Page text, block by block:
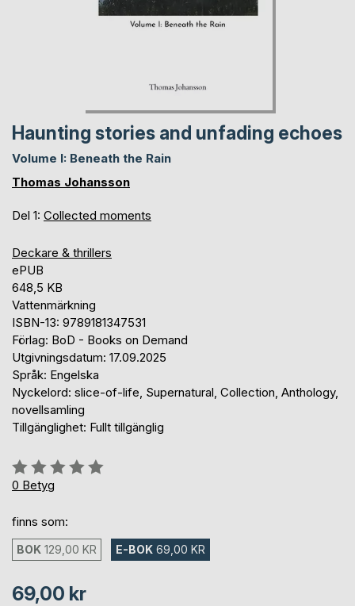
Haunting stories and unfading echoes
Volume I: Beneath the Rain
Thomas Johansson
Del 1: Collected moments
Deckare & thrillers
ePUB
648,5 KB
Vattenmärkning
ISBN-13: 9789181347531
Förlag: BoD - Books on Demand
Utgivningsdatum: 17.09.2025
Språk: Engelska
Nyckelord: slice-of-life, Supernatural, Collection, Anthology,
novellsamling
Tillgänglighet: Fullt tillgänglig
Betyg::
0%
0 Betyg
finns som:
BOK 129,00 KR E-BOK 69,00 KR
69,00 kr